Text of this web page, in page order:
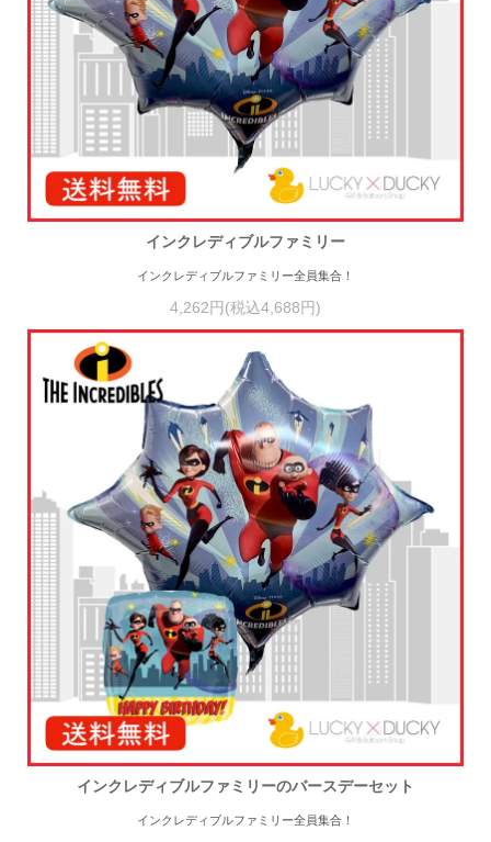
インクレディブルファミリー
インクレディブルファミリー全員集合！
4,262円(税込4,688円)
インクレディブルファミリーのバースデーセット
インクレディブルファミリー全員集合！